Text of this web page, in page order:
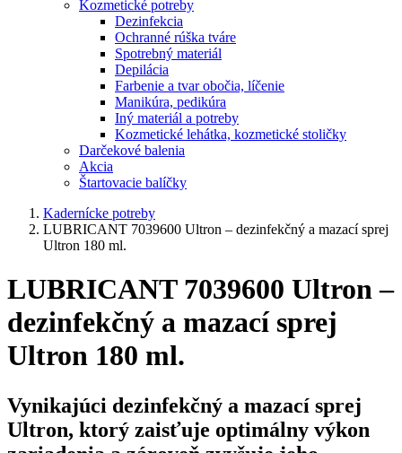
Kozmetické potreby
Dezinfekcia
Ochranné rúška tváre
Spotrebný materiál
Depilácia
Farbenie a tvar obočia, líčenie
Manikúra, pedikúra
Iný materiál a potreby
Kozmetické lehátka, kozmetické stoličky
Darčekové balenia
Akcia
Štartovacie balíčky
Kadernícke potreby
LUBRICANT 7039600 Ultron – dezinfekčný a mazací sprej
Ultron 180 ml.
LUBRICANT 7039600 Ultron –
dezinfekčný a mazací sprej
Ultron 180 ml.
Vynikajúci dezinfekčný a mazací sprej
Ultron, ktorý zaisťuje optimálny výkon